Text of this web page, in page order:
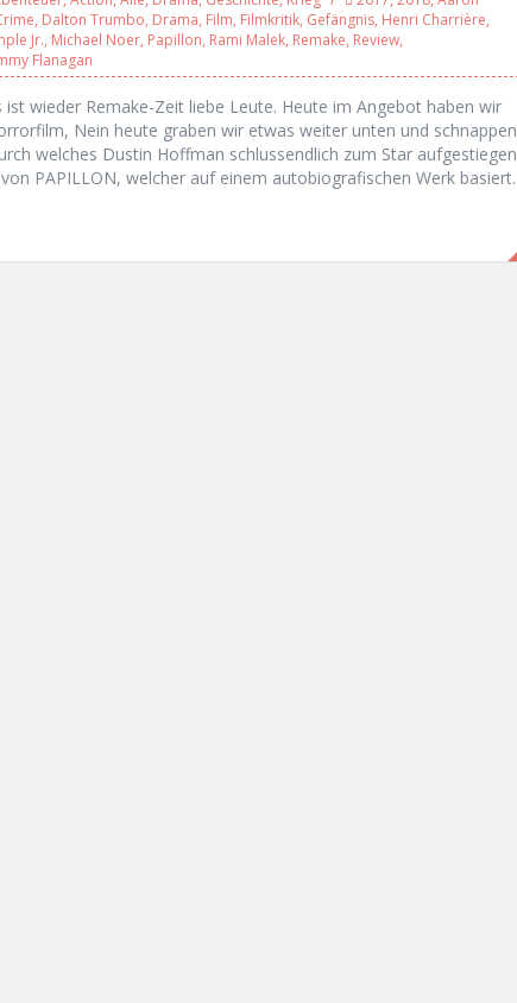
, Dalton Trumbo, Drama, Film, Filmkritik, Gefängnis, Henri Charrière,
Jr., Michael Noer, Papillon, Rami Malek, Remake, Review,
Flanagan
wieder Remake-Zeit liebe Leute. Heute im Angebot haben wir
Nein heute graben wir etwas weiter unten und schnappen
welches Dustin Hoffman schlussendlich zum Star aufgestiegen
PAPILLON, welcher auf einem autobiografischen Werk basiert.